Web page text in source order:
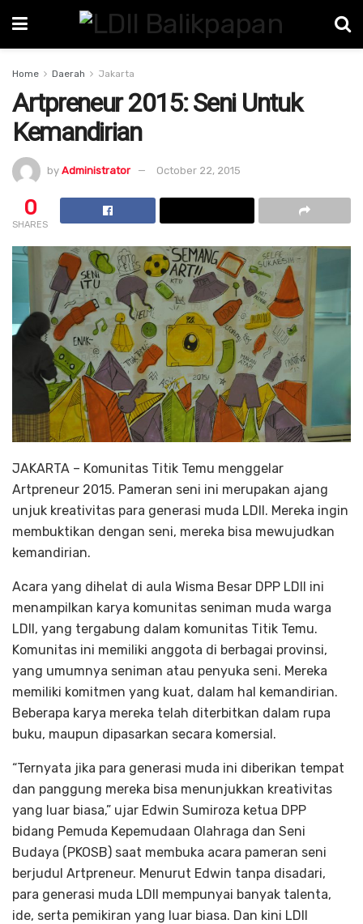
Home Daerah Jakarta
Artpreneur 2015: Seni Untuk
Kemandirian
by Administrator October 22, 2015
0
SHARES
JAKARTA – Komunitas Titik Temu menggelar
Artpreneur 2015. Pameran seni ini merupakan ajang
unjuk kreativitas para generasi muda LDII. Mereka ingin
membuktikan dengan seni, mereka bisa mewujudkan
kemandirian.
Acara yang dihelat di aula Wisma Besar DPP LDII ini
menampilkan karya komunitas seniman muda warga
LDII, yang tergabung dalam komunitas Titik Temu.
Komunitas ini memiliki anggota di berbagai provinsi,
yang umumnya seniman atau penyuka seni. Mereka
memiliki komitmen yang kuat, dalam hal kemandirian.
Beberapa karya mereka telah diterbitkan dalam rupa
buku, maupun dipasarkan secara komersial.
“Ternyata jika para generasi muda ini diberikan tempat
dan panggung mereka bisa menunjukkan kreativitas
yang luar biasa,” ujar Edwin Sumiroza ketua DPP
bidang Pemuda Kepemudaan Olahraga dan Seni
Budaya (PKOSB) saat membuka acara pameran seni
berjudul Artpreneur. Menurut Edwin tanpa disadari,
para generasi muda LDII mempunyai banyak talenta,
ide, serta pemikiran yang luar biasa. Dan kini LDII